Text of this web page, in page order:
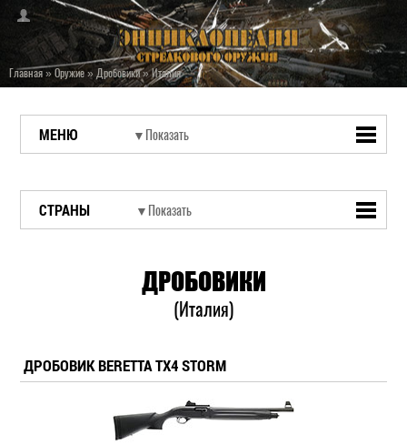
Главная»Оружие» Дробовики»Италия
МЕНЮ
СТРАНЫ
ДРОБОВИКИ
(Италия)
ДРОБОВИК BERETTA TX4 STORM